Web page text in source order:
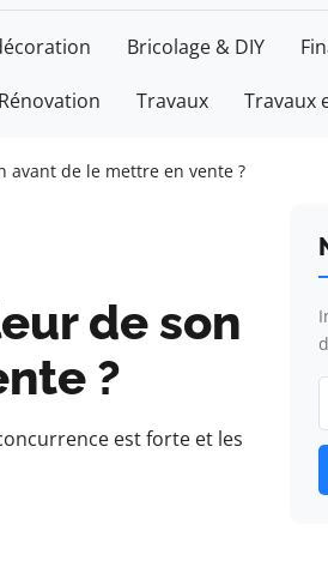
Bricolage & DIY
Rénovation Travaux Travaux
avant de le mettre en vente ?
de son
?
est forte et les